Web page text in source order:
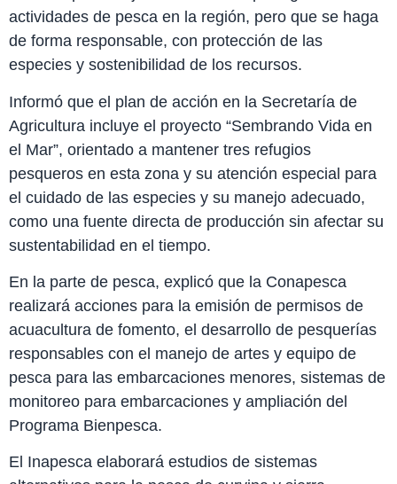
actividades de pesca en la región, pero que se haga
de forma responsable, con protección de las
especies y sostenibilidad de los recursos.
Informó que el plan de acción en la Secretaría de
Agricultura incluye el proyecto “Sembrando Vida en
el Mar”, orientado a mantener tres refugios
pesqueros en esta zona y su atención especial para
el cuidado de las especies y su manejo adecuado,
como una fuente directa de producción sin afectar su
sustentabilidad en el tiempo.
En la parte de pesca, explicó que la Conapesca
realizará acciones para la emisión de permisos de
acuacultura de fomento, el desarrollo de pesquerías
responsables con el manejo de artes y equipo de
pesca para las embarcaciones menores, sistemas de
monitoreo para embarcaciones y ampliación del
Programa Bienpesca.
El Inapesca elaborará estudios de sistemas